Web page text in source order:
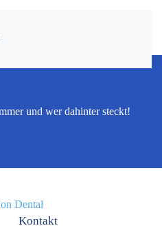
und wer dahinter steckt!
Kontakt